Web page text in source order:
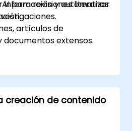
información y automatizar
para revisiones literarias
artículos de
documentos extensos.
y no
AI en los flujos de trabajo
y gestión del
creación de contenido